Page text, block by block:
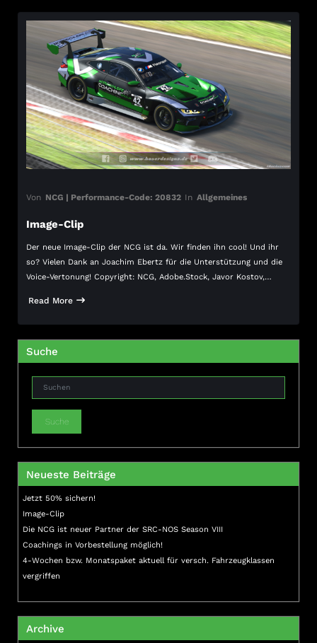
Von NCG | Performance-Code: 20832 In Allgemeines
Image-Clip
Der neue Image-Clip der NCG ist da. Wir finden ihn cool! Und ihr
so? Vielen Dank an Joachim Ebertz für die Unterstützung und die
Voice-Vertonung! Copyright: NCG, Adobe.Stock, Javor Kostov,…
Read More
Suche
Suche
Neueste Beiträge
Jetzt 50% sichern!
Image-Clip
Die NCG ist neuer Partner der SRC-NOS Season VIII
Coachings in Vorbestellung möglich!
4-Wochen bzw. Monatspaket aktuell für versch. Fahrzeugklassen
vergriffen
Archive